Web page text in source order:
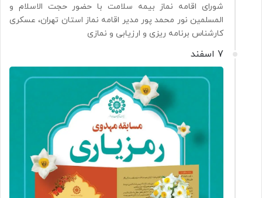
شورای اقامه نماز بیمه سلامت با حضور حجت الاسلام و
المسلمین نور محمد پور مدیر اقامه نماز استان تهران، عسکری
کارشناس برنامه ریزی و ارزیابی و نمازی
7 اسفند